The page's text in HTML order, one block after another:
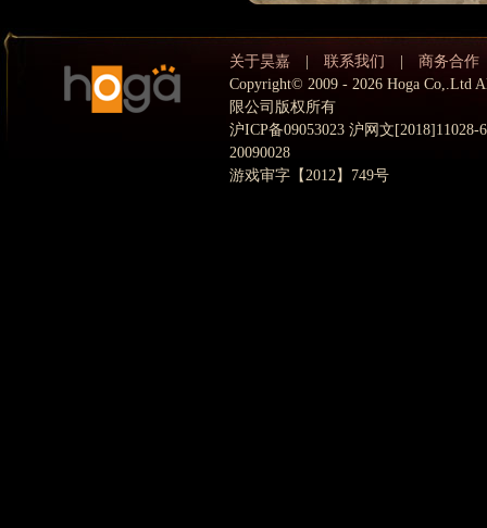
关于昊嘉 | 联系我们 | 商务合作
Copyright© 2009 - 2026 Hoga Co,.Ltd
限公司版权所有
沪ICP备09053023 沪网文
20090028
游戏审字【2012】749号